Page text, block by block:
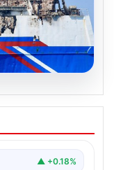
ilk
Gemisinin İlk
▲ +0.18%